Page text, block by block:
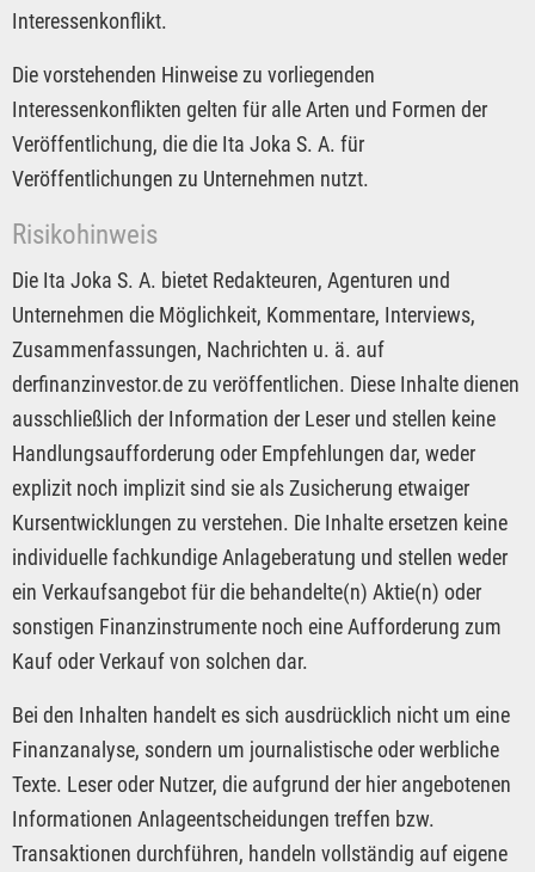
Interessenkonflikt.
Die vorstehenden Hinweise zu vorliegenden
Interessenkonflikten gelten für alle Arten und Formen der
Veröffentlichung, die die Ita Joka S. A. für
Veröffentlichungen zu Unternehmen nutzt.
Risikohinweis
Die Ita Joka S. A. bietet Redakteuren, Agenturen und
Unternehmen die Möglichkeit, Kommentare, Interviews,
Zusammenfassungen, Nachrichten u. ä. auf
derfinanzinvestor.de zu veröffentlichen. Diese Inhalte dienen
ausschließlich der Information der Leser und stellen keine
Handlungsaufforderung oder Empfehlungen dar, weder
explizit noch implizit sind sie als Zusicherung etwaiger
Kursentwicklungen zu verstehen. Die Inhalte ersetzen keine
individuelle fachkundige Anlageberatung und stellen weder
ein Verkaufsangebot für die behandelte(n) Aktie(n) oder
sonstigen Finanzinstrumente noch eine Aufforderung zum
Kauf oder Verkauf von solchen dar.
Bei den Inhalten handelt es sich ausdrücklich nicht um eine
Finanzanalyse, sondern um journalistische oder werbliche
Texte. Leser oder Nutzer, die aufgrund der hier angebotenen
Informationen Anlageentscheidungen treffen bzw.
Transaktionen durchführen, handeln vollständig auf eigene